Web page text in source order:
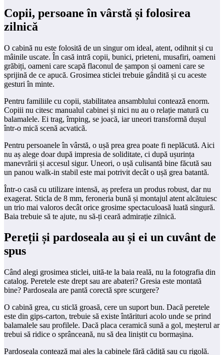
Copii, persoane în vârstă și folosirea
zilnică
O cabină nu este folosită de un singur om ideal, atent, odihnit și cu
mâinile uscate. În casă intră copii, bunici, prieteni, musafiri, oameni
grăbiți, oameni care scapă flaconul de șampon și oameni care se
sprijină de ce apucă. Grosimea sticlei trebuie gândită și cu aceste
gesturi în minte.
Pentru familiile cu copii, stabilitatea ansamblului contează enorm.
Copiii nu citesc manualul cabinei și nici nu au o relație matură cu
balamalele. Ei trag, împing, se joacă, iar uneori transformă dușul
într-o mică scenă acvatică.
Pentru persoanele în vârstă, o ușă prea grea poate fi neplăcută. Aici
nu aș alege doar după impresia de soliditate, ci după ușurința
manevrării și accesul sigur. Uneori, o ușă culisantă bine făcută sau
un panou walk-in stabil este mai potrivit decât o ușă grea batantă.
Într-o casă cu utilizare intensă, aș prefera un produs robust, dar nu
exagerat. Sticla de 8 mm, feroneria bună și montajul atent alcătuiesc
un trio mai valoros decât orice grosime spectaculoasă luată singură.
Baia trebuie să te ajute, nu să-ți ceară admirație zilnică.
Pereții și pardoseala au și ei un cuvânt de
spus
Când alegi grosimea sticlei, uită-te la baia reală, nu la fotografia din
catalog. Peretele este drept sau are abateri? Gresia este montată
bine? Pardoseala are pantă corectă spre scurgere?
O cabină grea, cu sticlă groasă, cere un suport bun. Dacă peretele
este din gips-carton, trebuie să existe întărituri acolo unde se prind
balamalele sau profilele. Dacă placa ceramică sună a gol, meșterul ar
trebui să ridice o sprânceană, nu să dea liniștit cu bormașina.
Pardoseala contează mai ales la cabinele fără cădiță sau cu rigolă.